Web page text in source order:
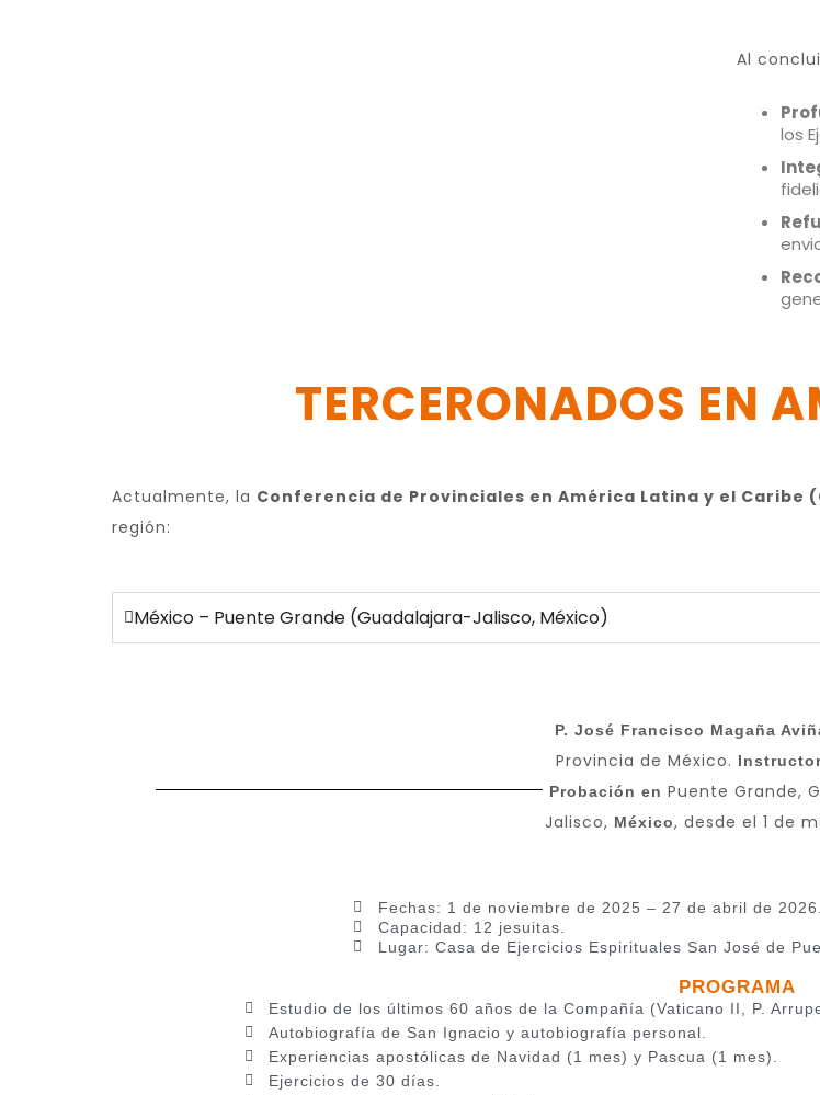
Al
los
TERCERONADOS EN
Actualmente, la Conferencia de Provinciales en América Latina y el Caribe
región:
México – Puente Grande (Guadalajara-Jalisco, México)
P. José Francisco Magaña
Provincia de México.
Probación enPuente Grande,
Jalisco, México, desde el 1 de
Fechas: 1 de noviembre de 2025 – 27 de abril de 2026.
Capacidad: 12 jesuitas.
Lugar: Casa de Ejercicios Espirituales San José de
PROGRAMA
Estudio de los últimos 60 años de la Compañía (Vaticano II, P.
Autobiografía de San Ignacio y autobiografía personal.
Experiencias apostólicas de Navidad (1 mes) y Pascua (1 mes).
Ejercicios de 30 días.